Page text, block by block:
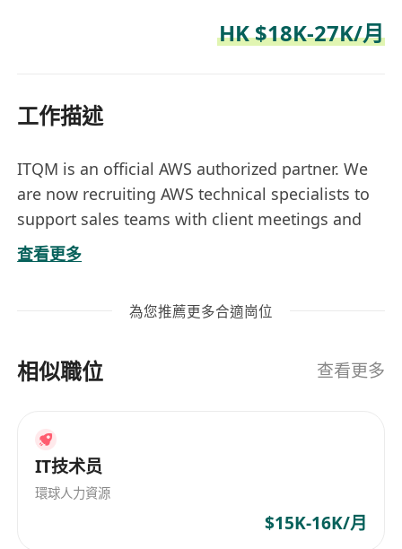
HK $18K-27K/月
工作描述
ITQM is an official AWS authorized partner. We
are now recruiting AWS technical specialists to
support sales teams with client meetings and
business development.
查看更多
為您推薦更多合適崗位
相似職位 查看更多
IT技术员
環球人力資源
$15K-16K/月